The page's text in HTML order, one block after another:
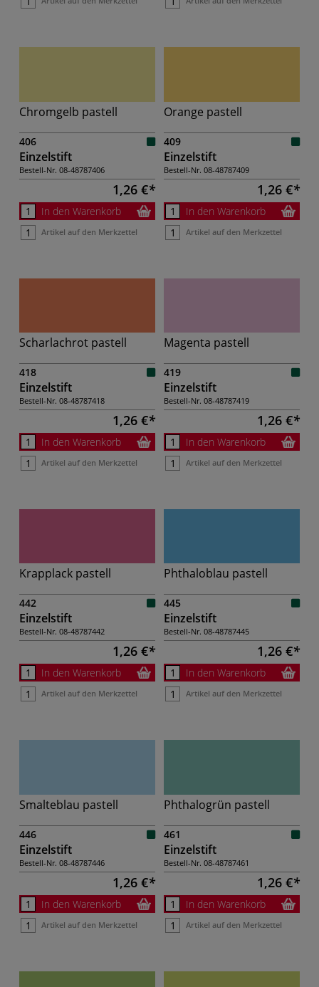
Chromgelb pastell
406
Einzelstift
Bestell-Nr. 08-48787406
1,26 €
In den Warenkorb
Artikel auf den Merkzettel
Orange pastell
409
Einzelstift
Bestell-Nr. 08-48787409
1,26 €
In den Warenkorb
Artikel auf den Merkzettel
Scharlachrot pastell
418
Einzelstift
Bestell-Nr. 08-48787418
1,26 €
In den Warenkorb
Artikel auf den Merkzettel
Magenta pastell
419
Einzelstift
Bestell-Nr. 08-48787419
1,26 €
In den Warenkorb
Artikel auf den Merkzettel
Krapplack pastell
442
Einzelstift
Bestell-Nr. 08-48787442
1,26 €
In den Warenkorb
Artikel auf den Merkzettel
Phthaloblau pastell
445
Einzelstift
Bestell-Nr. 08-48787445
1,26 €
In den Warenkorb
Artikel auf den Merkzettel
Smalteblau pastell
446
Einzelstift
Bestell-Nr. 08-48787446
1,26 €
In den Warenkorb
Artikel auf den Merkzettel
Phthalogrün pastell
461
Einzelstift
Bestell-Nr. 08-48787461
1,26 €
In den Warenkorb
Artikel auf den Merkzettel